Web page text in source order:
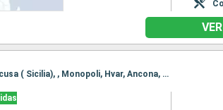
Itinerario : Civitavecchia - Roma, Salerno, Stromboli, Siracusa ( Sicilia), , Monopoli, Hvar, Ancona, Venecia